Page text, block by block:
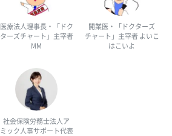
医療法人理事長・「ドク
ターズチャート」主宰者
MM
開業医・「ドクターズ
チャート」主宰者 よいこ
はこいよ
社会保険労務士法人ア
ミック人事サポート代表